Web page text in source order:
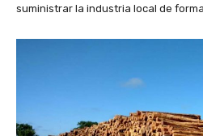
suministrar la industria local de